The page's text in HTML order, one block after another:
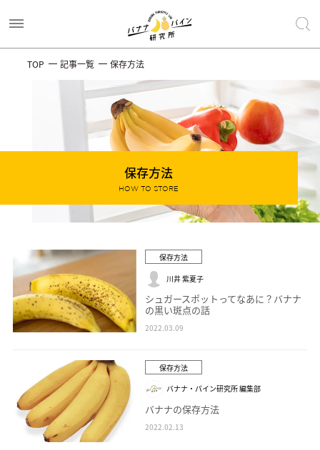
TOP 記事一覧 保存方法
保存方法
HOW TO STORE
保存方法
川井 紫夏子
シュガースポットってなあに？バナナ
の黒い斑点の話
2022.03.09
保存方法
バナナ・パイン研究所 編集部
バナナの保存方法
2022.02.13